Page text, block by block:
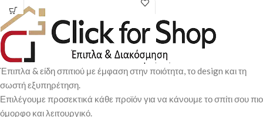
Έπιπλα & είδη σπιτιού με έμφαση στην ποιότητα, το design και τη
σωστή εξυπηρέτηση.
Επιλέγουμε προσεκτικά κάθε προϊόν για να κάνουμε το σπίτι σου πιο
όμορφο και λειτουργικό.